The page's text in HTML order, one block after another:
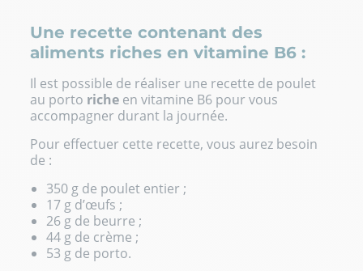
Une recette contenant des
aliments riches en vitamine B6 :
Il est possible de réaliser une recette de poulet
au porto riche en vitamine B6 pour vous
accompagner durant la journée.
Pour effectuer cette recette, vous aurez besoin
de :
350 g de poulet entier ;
17 g d’œufs ;
26 g de beurre ;
44 g de crème ;
53 g de porto.